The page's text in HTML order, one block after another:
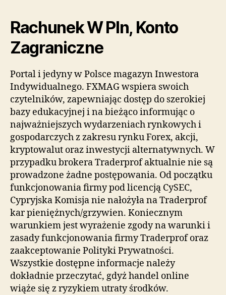
Rachunek W Pln, Konto
Zagraniczne
Portal i jedyny w Polsce magazyn Inwestora
Indywidualnego. FXMAG wspiera swoich
czytelników, zapewniając dostęp do szerokiej
bazy edukacyjnej i na bieżąco informując o
najważniejszych wydarzeniach rynkowych i
gospodarczych z zakresu rynku Forex, akcji,
kryptowalut oraz inwestycji alternatywnych. W
przypadku brokera Traderprof aktualnie nie są
prowadzone żadne postępowania. Od początku
funkcjonowania firmy pod licencją CySEC,
Cypryjska Komisja nie nałożyła na Traderprof
kar pieniężnych/grzywien. Koniecznym
warunkiem jest wyrażenie zgody na warunki i
zasady funkcjonowania firmy Traderprof oraz
zaakceptowanie Polityki Prywatności.
Wszystkie dostępne informacje należy
dokładnie przeczytać, gdyż handel online
wiąże się z ryzykiem utraty środków.